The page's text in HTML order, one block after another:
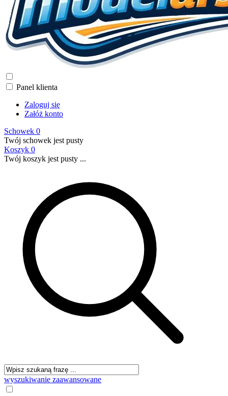
Panel klienta
Zaloguj się
Załóż konto
Schowek 0
Twój schowek jest pusty
Koszyk 0
Twój koszyk jest pusty ...
wyszukiwanie zaawansowane